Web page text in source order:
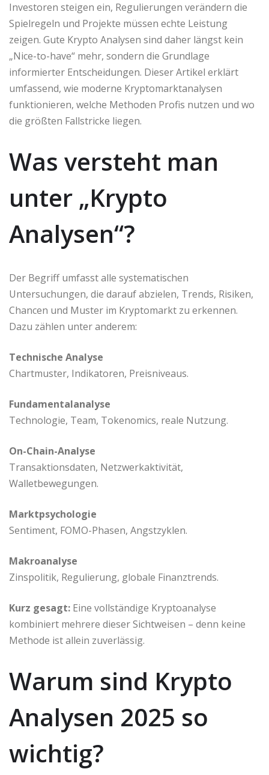
Investoren steigen ein, Regulierungen verändern die
Spielregeln und Projekte müssen echte Leistung
zeigen. Gute Krypto Analysen sind daher längst kein
„Nice-to-have“ mehr, sondern die Grundlage
informierter Entscheidungen. Dieser Artikel erklärt
umfassend, wie moderne Kryptomarktanalysen
funktionieren, welche Methoden Profis nutzen und wo
die größten Fallstricke liegen.
Was versteht man
unter „Krypto
Analysen“?
Der Begriff umfasst alle systematischen
Untersuchungen, die darauf abzielen, Trends, Risiken,
Chancen und Muster im Kryptomarkt zu erkennen.
Dazu zählen unter anderem:
Technische Analyse
Chartmuster, Indikatoren, Preisniveaus.
Fundamentalanalyse
Technologie, Team, Tokenomics, reale Nutzung.
On-Chain-Analyse
Transaktionsdaten, Netzwerkaktivität,
Walletbewegungen.
Marktpsychologie
Sentiment, FOMO-Phasen, Angstzyklen.
Makroanalyse
Zinspolitik, Regulierung, globale Finanztrends.
Kurz gesagt: Eine vollständige Kryptoanalyse
kombiniert mehrere dieser Sichtweisen – denn keine
Methode ist allein zuverlässig.
Warum sind Krypto
Analysen 2025 so
wichtig?